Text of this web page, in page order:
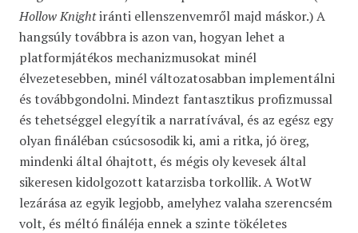
Hollow Knightiránti ellenszenvemről majd máskor.) A
hangsúly továbbra is azon van, hogyan lehet a
platformjátékos mechanizmusokat minél
élvezetesebben, minél változatosabban implementálni
és továbbgondolni. Mindezt fantasztikus profizmussal
és tehetséggel elegyítik a narratívával, és az egész egy
olyan fináléban csúcsosodik ki, ami a ritka, jó öreg,
mindenki által óhajtott, és mégis oly kevesek által
sikeresen kidolgozott katarzisba torkollik. A WotW
lezárása az egyik legjobb, amelyhez valaha szerencsém
volt, és méltó fináléja ennek a szinte tökéletes